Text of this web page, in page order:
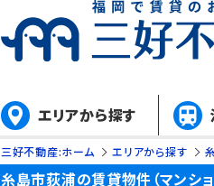
エリアから探す
三好不動産:ホーム エリアから探す
糸島市荻浦の賃貸物件（マンショ